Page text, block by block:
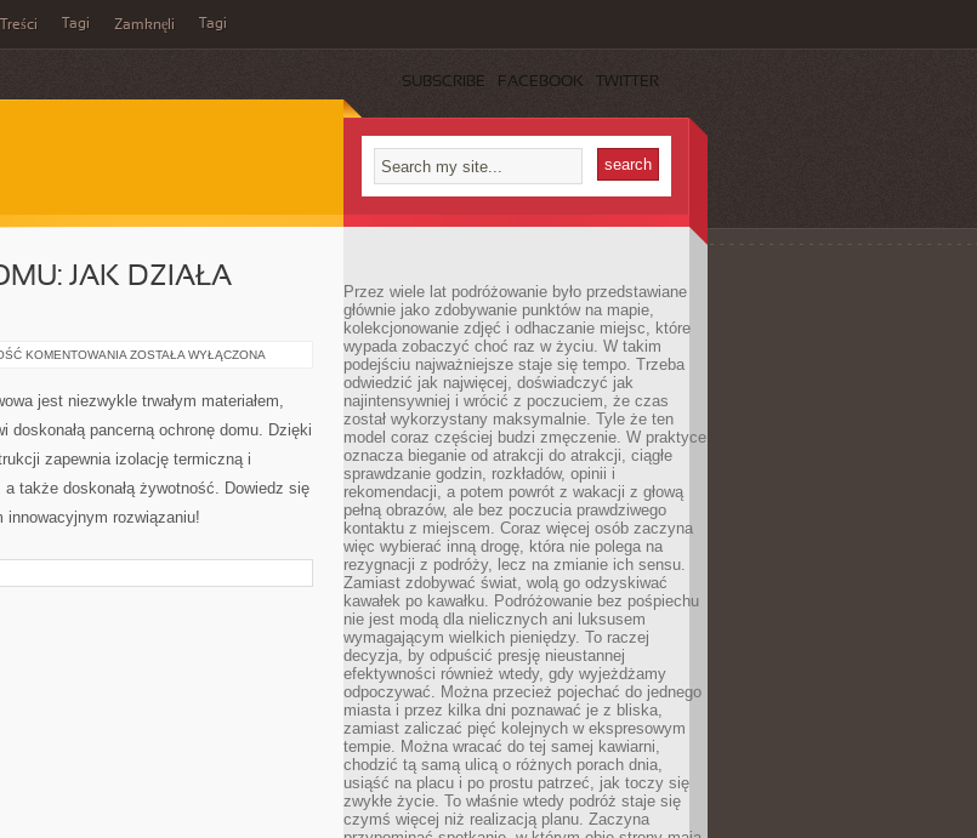
Tagi Zamknęli Tagi
SUBSCRIBE FACEBOOK TWITTER
JAK DZIAŁA
KOMENTOWANIA PANCERNA
JAK
DZIAŁA
WARSTWOWA?
ZOSTAŁA WYŁĄCZONA
jest niezwykle trwałym materiałem,
doskonałą pancerną ochronę domu. Dzięki
zapewnia izolację termiczną i
także doskonałą żywotność. Dowiedz się
innowacyjnym rozwiązaniu!
Przez wiele lat podróżowanie było przedstawiane
głównie jako zdobywanie punktów na mapie,
kolekcjonowanie zdjęć i odhaczanie miejsc, które
wypada zobaczyć choć raz w życiu. W takim
podejściu najważniejsze staje się tempo. Trzeba
odwiedzić jak najwięcej, doświadczyć jak
najintensywniej i wrócić z poczuciem, że czas
został wykorzystany maksymalnie. Tyle że ten
model coraz częściej budzi zmęczenie. W praktyce
oznacza bieganie od atrakcji do atrakcji, ciągłe
sprawdzanie godzin, rozkładów, opinii i
rekomendacji, a potem powrót z wakacji z głową
pełną obrazów, ale bez poczucia prawdziwego
kontaktu z miejscem. Coraz więcej osób zaczyna
więc wybierać inną drogę, która nie polega na
rezygnacji z podróży, lecz na zmianie ich sensu.
Zamiast zdobywać świat, wolą go odzyskiwać
kawałek po kawałku. Podróżowanie bez pośpiechu
nie jest modą dla nielicznych ani luksusem
wymagającym wielkich pieniędzy. To raczej
decyzja, by odpuścić presję nieustannej
efektywności również wtedy, gdy wyjeżdżamy
odpoczywać. Można przecież pojechać do jednego
miasta i przez kilka dni poznawać je z bliska,
zamiast zaliczać pięć kolejnych w ekspresowym
tempie. Można wracać do tej samej kawiarni,
chodzić tą samą ulicą o różnych porach dnia,
usiąść na placu i po prostu patrzeć, jak toczy się
zwykłe życie. To właśnie wtedy podróż staje się
czymś więcej niż realizacją planu. Zaczyna